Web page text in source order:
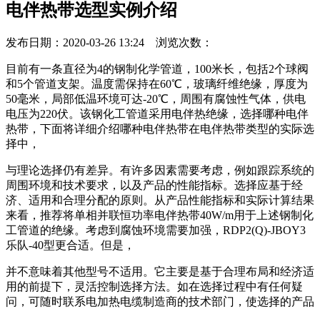
电伴热带选型实例介绍
发布日期：2020-03-26 13:24 浏览次数：
目前有一条直径为4的钢制化学管道，100米长，包括2个球阀
和5个管道支架。温度需保持在60℃，玻璃纤维绝缘，厚度为
50毫米，局部低温环境可达-20℃，周围有腐蚀性气体，供电
电压为220伏。该钢化工管道采用电伴热绝缘，选择哪种电伴
热带，下面将详细介绍哪种电伴热带在电伴热带类型的实际选
择中，
与理论选择仍有差异。有许多因素需要考虑，例如跟踪系统的
周围环境和技术要求，以及产品的性能指标。选择应基于经
济、适用和合理分配的原则。从产品性能指标和实际计算结果
来看，推荐将单相并联恒功率电伴热带40W/m用于上述钢制化
工管道的绝缘。考虑到腐蚀环境需要加强，RDP2(Q)-JBOY3
乐队-40型更合适。但是，
并不意味着其他型号不适用。它主要是基于合理布局和经济适
用的前提下，灵活控制选择方法。如在选择过程中有任何疑
问，可随时联系电加热电缆制造商的技术部门，使选择的产品